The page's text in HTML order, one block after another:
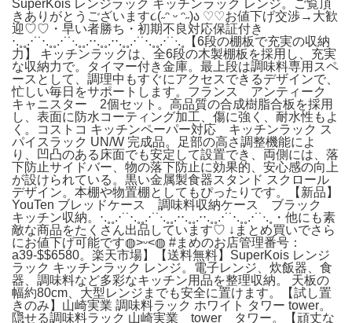
SuperKois レンジラック キッチンラック レンジ。ご覧頂
きありがとうございます૮(˶ᵔ ᵕ ᵔ˶)ა ♡♡お値下げ交渉→大歓
迎♡♡・早い者勝ち・初期不良対応保証付き
⋅.˳˳.⋅˙˙⋅.˳˳.⋅˙˙ᐧ.˳˳.⋅⋅.˳˳.⋅⋅.˳˳.⋅˙˙⋅.˳˳.⋅˙˙ᐧ.˳【6段の棚板で充実の収納
力】 キッチンラックは、全6段の木製棚板を採用し、充実
な収納力で。タイマー付き金庫。最上段は調味料専用スペ
ースとして、調理中もすぐにアクセスできるデザインで、
忙しい毎日をサポートします。フランス アンティーク
キャニスター 2個セット。高品質の合成樹脂合板を採用
し、表面に防水コーティング加工、傷に強く、耐水性もよ
く。コストコ キッチンペーパー対応 キッチンラック ス
パイスラック UN/W 完成品。足部の高さ調整機能によ
り、凹凸のある床面でも安定して設置でき、両側には、落
下防止サイドバー、物の落下防止に効果的、安心感の向上
が設けられている。黒い金属製食器スタンド スクロール
デザイン。本棚や物置棚としてもぴったりです。【新品】
YouTen ブレッドケース 調味料収納ケース ブラック
キッチン収納。⋅.˳˳.⋅˙˙⋅.˳˳.⋅˙˙ᐧ.˳˳.⋅⋅.˳˳.⋅⋅.˳˳.⋅˙˙⋅.˳˳.⋅˙˙ᐧ.˳・他にも素
敵な商品をたくさん出品しています♡ ↓まとめ買いでさら
にお値下げ可能です◍˃ᵕ˂◍ #まめのお店管理番号：
a39-$$6580。楽天市場】【送料無料】SuperKois レンジ
ラック キッチンラック レンジ。電子レンジ、炊飯器、食
器、調味料など多彩なキッチン用品を整理収納。 天板の
幅約80cm、大型レンジまでも安全に置けます。【試し置
きのみ】山崎実業 調味料ラック ホワイト タワー tower。
隠せる調味料ラック 山崎実業 tower タワー。【頑丈な